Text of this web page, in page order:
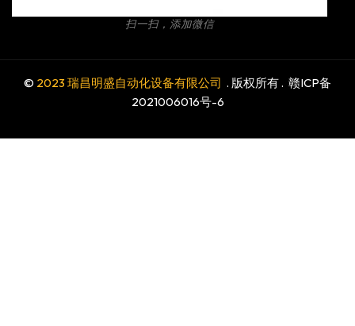
扫一扫，添加微信
© 2023 瑞昌明盛自动化设备有限公司 . 版权所有 . 赣ICP备
2021006016号-6